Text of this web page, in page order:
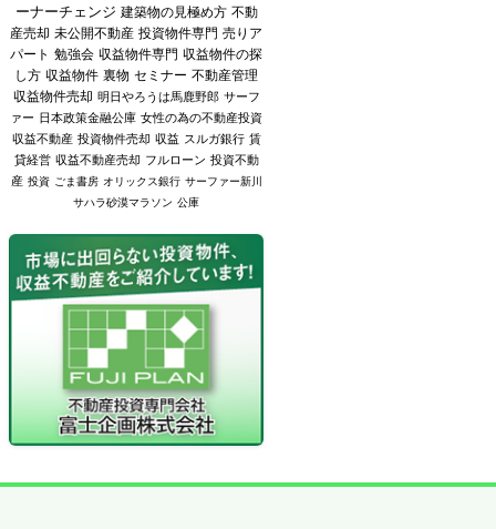
ーナーチェンジ 建築物の見極め方 不動
産売却 未公開不動産 投資物件専門 売りア
パート 勉強会 収益物件専門 収益物件の探
し方 収益物件 裏物 セミナー 不動産管理
収益物件売却 明日やろうは馬鹿野郎 サーフ
ァー 日本政策金融公庫 女性の為の不動産投資
収益不動産 投資物件売却 収益 スルガ銀行 賃
貸経営 収益不動産売却 フルローン 投資不動
産 投資 ごま書房 オリックス銀行 サーファー新川
サハラ砂漠マラソン 公庫